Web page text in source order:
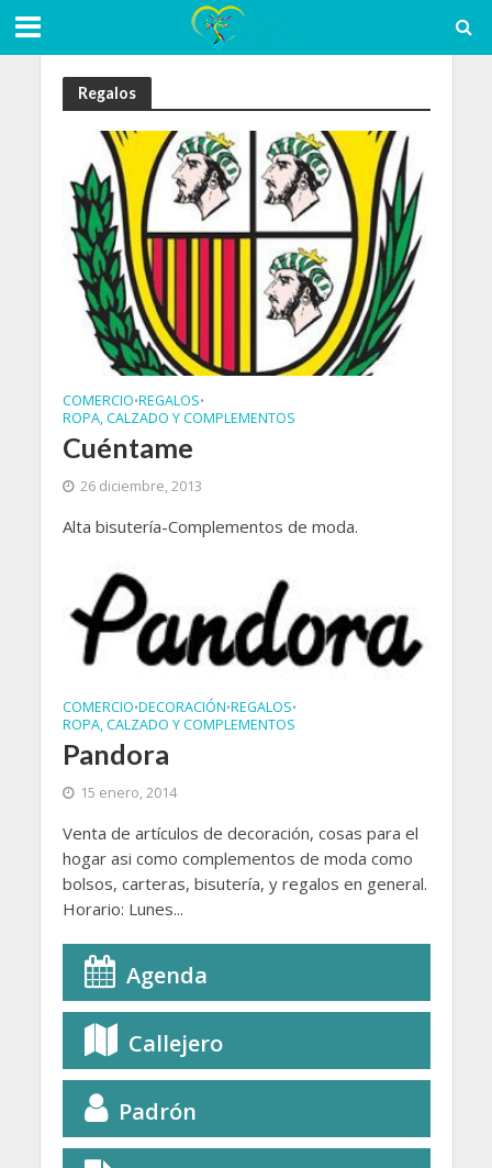
Regalos
COMERCIO•REGALOS•
ROPA, CALZADO Y COMPLEMENTOS
Cuéntame
26 diciembre, 2013
Alta bisutería-Complementos de moda.
COMERCIO•DECORACIÓN•REGALOS•
ROPA, CALZADO Y COMPLEMENTOS
Pandora
15 enero, 2014
Venta de artículos de decoración, cosas para el
hogar asi como complementos de moda como
bolsos, carteras, bisutería, y regalos en general.
Horario: Lunes...
Agenda
Callejero
Padrón